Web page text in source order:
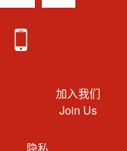
加入我们
Join Us